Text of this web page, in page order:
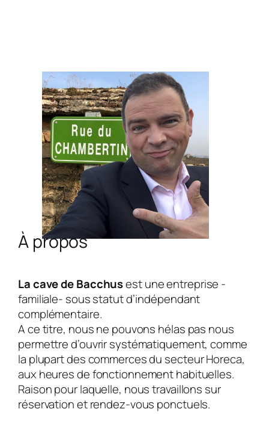
À propos
La cave de Bacchusest une entreprise -
familiale- sous statut d’indépendant
complémentaire.
A ce titre, nous ne pouvons hélas pas nous
permettre d’ouvrir systématiquement, comme
la plupart des commerces du secteur Horeca,
aux heures de fonctionnement habituelles.
Raison pour laquelle, nous travaillons sur
réservation et rendez-vous ponctuels.